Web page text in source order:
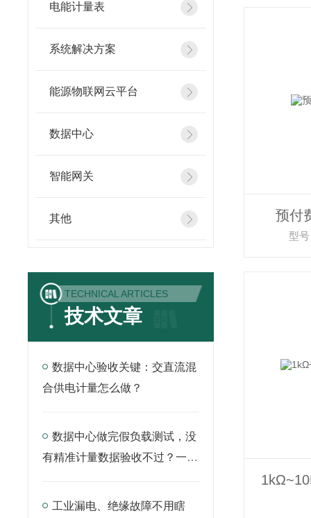
电能计量表
系统解决方案
能源物联网云平台
数据中心
智能网关
其他
TECHNICAL ARTICLES
技术文章
数据中心验收关键：交直流混
合供电计量怎么做？
数据中心做完假负载测试，没
有精准计量数据验收不过？一套
工业漏电、绝缘故障不用瞎
预付
型